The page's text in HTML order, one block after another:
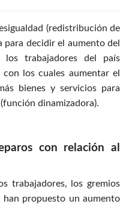
(redistribución de
para decidir el aumento del
los trabajadores del país
los cuales aumentar el
bienes y servicios para
dinamizadora).
con relación al
trabajadores, los gremios
han propuesto un aumento